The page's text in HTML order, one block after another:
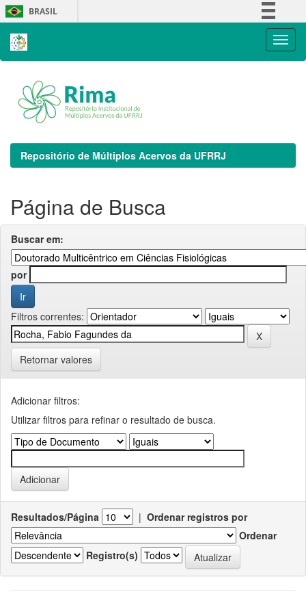
Skip
navigation
BRASIL
Repositório de Múltiplos Acervos da UFRRJ
Página de Busca
Buscar em:
por
Filtros correntes:
Retornar valores
Adicionar filtros:
Utilizar filtros para refinar o resultado de busca.
Resultados/Página | Ordenar registros por
Ordenar
Registro(s)